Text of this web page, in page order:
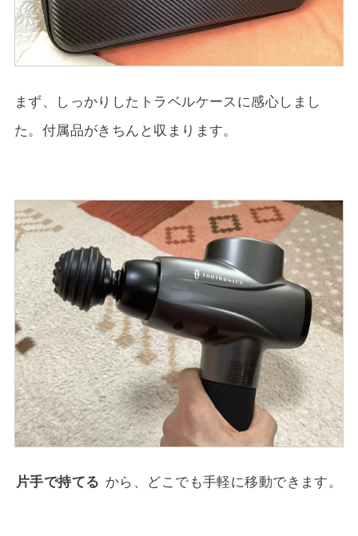
まず、しっかりしたトラベルケースに感心しまし
た。付属品がきちんと収まります。
片手で持てる から、どこでも手軽に移動できます。